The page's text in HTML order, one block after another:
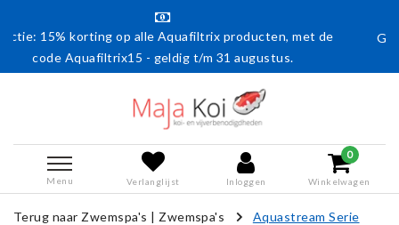
op alle Aquafiltrix producten, met de
- geldig t/m 31 augustus.
Gratis verzending
Menu Verlanglijst Inloggen
0
Winkelwagen
Terug naar Zwemspa's | Zwemspa's
Aquastream Serie